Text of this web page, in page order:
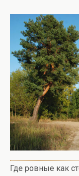
Где ровные как